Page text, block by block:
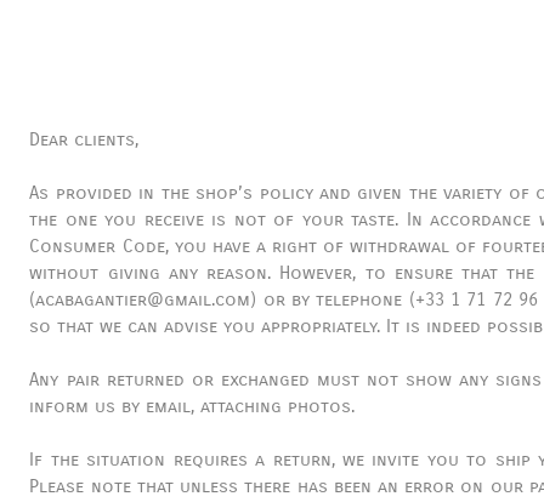
Dear clients,
As provided in the shop’s policy and given the variety
the one you receive is not of your taste. In
Consumer Code, you have a right of withdrawal of
without giving any reason. However, to ensure that
(acabagantier@gmail.com) or by telephone (+33 1 71
so that we can advise you appropriately. It is indeed
Any pair returned or exchanged must not show any
inform us by email, attaching photos.
If the situation requires a return, we invite you to
Please note that unless there has been an error on our